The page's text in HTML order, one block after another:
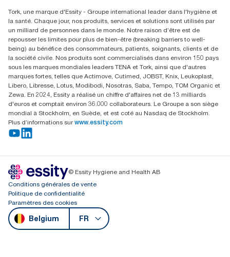
Essity Belgium NV
Berkenlaan 8B
1831 MACHELEN
Tork, une marque d'Essity - Groupe international leader dans l'hygiène et
la santé. Chaque jour, nos produits, services et solutions sont utilisés par
un milliard de personnes dans le monde. Notre raison d’être est de
repousser les limites pour plus de bien-être (breaking barriers to well-
being) au bénéfice des consommateurs, patients, soignants, clients et de
la société civile. Nos produits sont commercialisés dans environ 150 pays
sous les marques mondiales leaders TENA et Tork, ainsi que d'autres
marques fortes, telles que Actimove, Cutimed, JOBST, Knix, Leukoplast,
Libero, Libresse, Lotus, Modibodi, Nosotras, Saba, Tempo, TOM Organic et
Zewa. En 2024, Essity a réalisé un chiffre d'affaires net de 13 milliards
d'euros et comptait environ 36.000 collaborateurs. Le Groupe a son siège
mondial à Stockholm, en Suède, et est coté au Nasdaq de Stockholm.
Plus d’informations sur www.essity.com
© Essity Hygiene and Health AB
Conditions générales de vente
Politique de confidentialité
Paramètres des cookies
Belgium FR